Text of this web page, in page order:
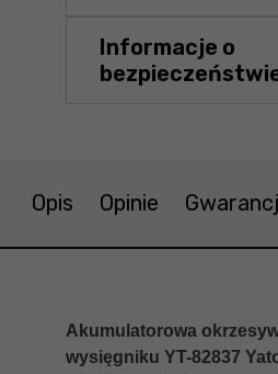
Informacje o
Opis Opinie
Akumulatorowa
wysięgniku YT-82837